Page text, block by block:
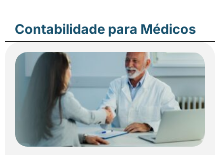
Contabilidade para Médicos